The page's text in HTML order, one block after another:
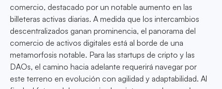
comercio, destacado por un notable aumento en las
billeteras activas diarias. A medida que los intercambios
descentralizados ganan prominencia, el panorama del
comercio de activos digitales está al borde de una
metamorfosis notable. Para las startups de cripto y las
DAOs, el camino hacia adelante requerirá navegar por
este terreno en evolución con agilidad y adaptabilidad. Al